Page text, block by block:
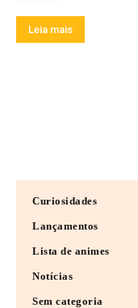
Leia mais
Curiosidades
Lançamentos
Lista de animes
Notícias
Sem categoria